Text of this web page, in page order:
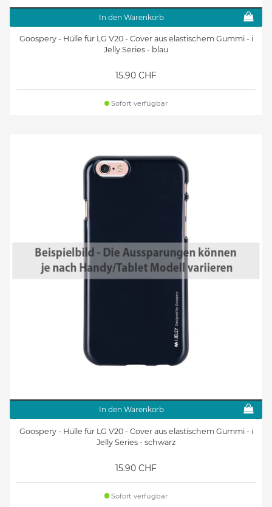
In den Warenkorb
Goospery - Hülle für LG V20 - Cover aus elastischem Gummi - i
Jelly Series - blau
15.90 CHF
Sofort verfügbar
In den Warenkorb
Goospery - Hülle für LG V20 - Cover aus elastischem Gummi - i
Jelly Series - schwarz
15.90 CHF
Sofort verfügbar